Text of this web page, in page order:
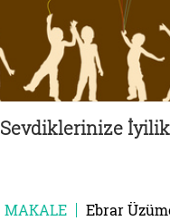
Sevdiklerinize
MAKALE Ebrar